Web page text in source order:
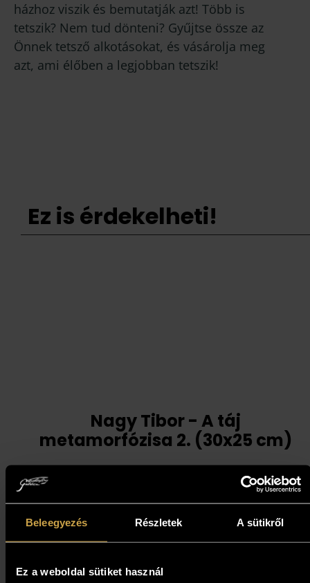
Beleegyezés Részletek A sütikről
Ez a weboldal sütiket használ
házhoz viszik és bemutatják azt! Több is
tetszik? Nem tud dönteni? Gyűjtse össze az
Önnek tetsző alkotásokat, és vásárolja meg
azt, ami élőben a legjobban tetszik!
Ez is érdekelheti!
Nagy Tibor - A táj
metamorfózisa 2. (30x25 cm)